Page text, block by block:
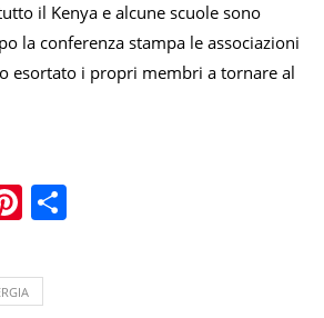
il Kenya e alcune scuole sono
la conferenza stampa le associazioni
esortato i propri membri a tornare al
Pinterest